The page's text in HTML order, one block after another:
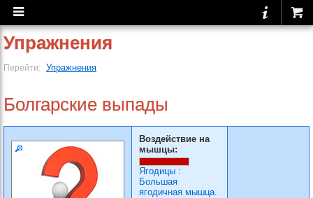
Упражнения
Перейти: Упражнения
Болгарские выпады
Воздействие на
мышцы:
Ягодицы :
Большая
ягодичная мышца.